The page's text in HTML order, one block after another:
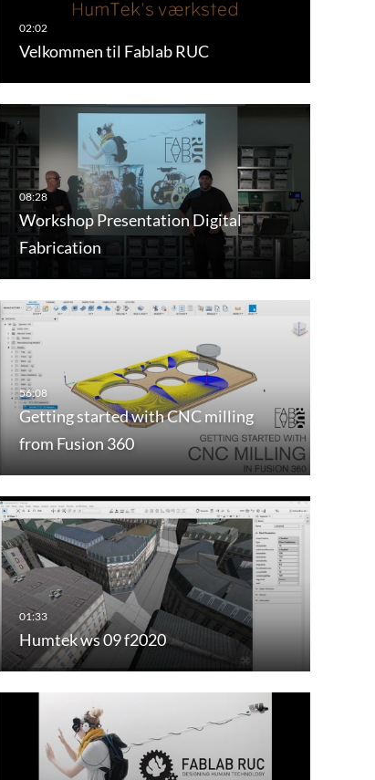
Velkommen til Fablab RUC
Workshop Presentation Digital
Fabrication
Getting started with CNC milling
from Fusion 360
Humtek ws 09 f2020